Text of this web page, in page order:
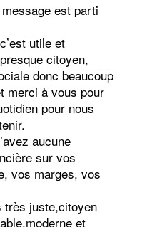
est parti
utile et
citoyen,
donc beaucoup
merci à vous pour
pour nous
aucune
sur vos
vos marges, vos
très juste,citoyen
et